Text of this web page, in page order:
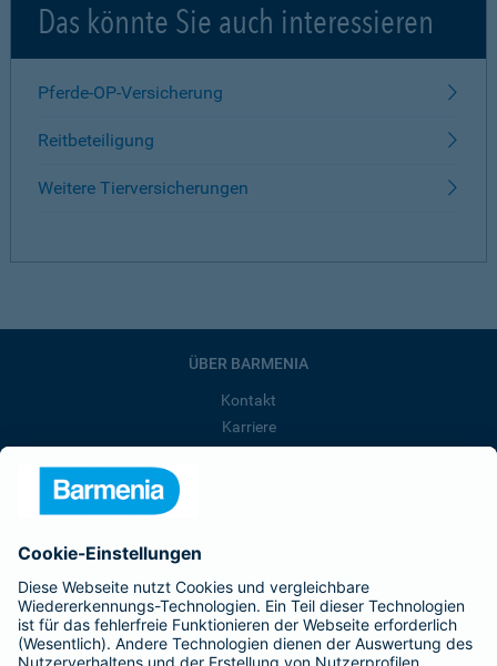
Das könnte Sie auch interessieren
Pferde-OP-Versicherung
Reitbeteiligung
Weitere Tierversicherungen
ÜBER BARMENIA
Kontakt
Karriere
Barmenia ist Teil der BarmeniaGothaer
BELIEBTE SEITEN
Kranken-Zusatzversicherung